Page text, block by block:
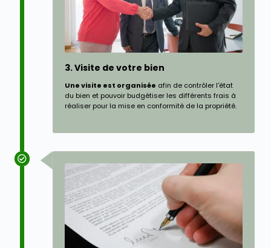
3. Visite de votre bien
Une visite est organisée afin de contrôler l'état
du bien et pouvoir budgétiser les différents frais à
réaliser pour la mise en conformité de la propriété.